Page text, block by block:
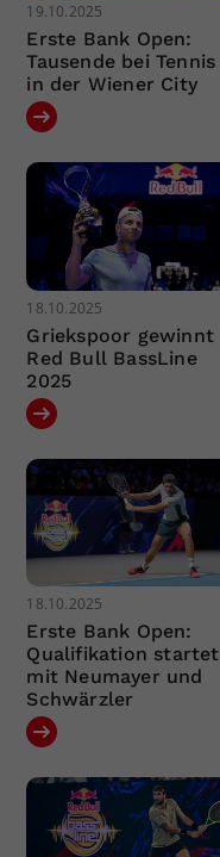
19.10.2025
Erste Bank Open:
Tausende bei Tennis
in der Wiener City
18.10.2025
Griekspoor gewinnt
Red Bull BassLine
2025
18.10.2025
Erste Bank Open:
Qualifikation startet
mit Neumayer und
Schwärzler